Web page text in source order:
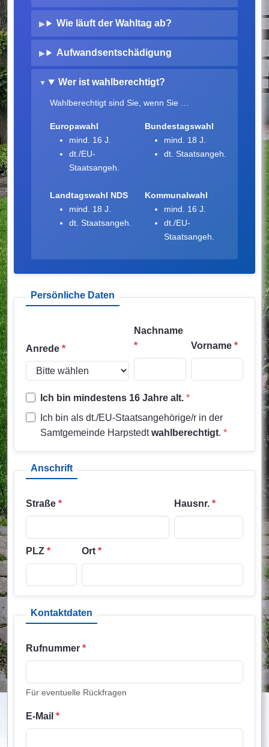
Wie läuft der Wahltag ab?
Aufwandsentschädigung
Wer ist wahlberechtigt?
Wahlberechtigt sind Sie, wenn Sie …
Europawahl
mind. 16 J.
dt./EU-
Staatsangeh.
Bundestagswahl
mind. 18 J.
dt. Staatsangeh.
Landtagswahl NDS
mind. 18 J.
dt. Staatsangeh.
Kommunalwahl
mind. 16 J.
dt./EU-
Staatsangeh.
Persönliche Daten
Anrede*
Nachname
*
Vorname *
Ich bin mindestens 16 Jahre alt. *
Ich bin als dt./EU-Staatsangehörige/r in der
Samtgemeinde Harpstedtwahlberechtigt.*
Anschrift
Straße* Hausnr. *
PLZ* Ort *
Kontaktdaten
Rufnummer*
Für eventuelle Rückfragen
E-Mail*